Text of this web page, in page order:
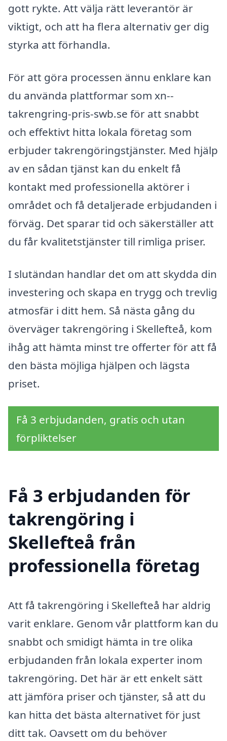
gott rykte. Att välja rätt leverantör är
viktigt, och att ha flera alternativ ger dig
styrka att förhandla.
För att göra processen ännu enklare kan
du använda plattformar som xn--
takrengring-pris-swb.se för att snabbt
och effektivt hitta lokala företag som
erbjuder takrengöringstjänster. Med hjälp
av en sådan tjänst kan du enkelt få
kontakt med professionella aktörer i
området och få detaljerade erbjudanden i
förväg. Det sparar tid och säkerställer att
du får kvalitetstjänster till rimliga priser.
I slutändan handlar det om att skydda din
investering och skapa en trygg och trevlig
atmosfär i ditt hem. Så nästa gång du
överväger takrengöring i Skellefteå, kom
ihåg att hämta minst tre offerter för att få
den bästa möjliga hjälpen och lägsta
priset.
Få 3 erbjudanden, gratis och utan
förpliktelser
Få 3 erbjudanden för
takrengöring i
Skellefteå från
professionella företag
Att få takrengöring i Skellefteå har aldrig
varit enklare. Genom vår plattform kan du
snabbt och smidigt hämta in tre olika
erbjudanden från lokala experter inom
takrengöring. Det här är ett enkelt sätt
att jämföra priser och tjänster, så att du
kan hitta det bästa alternativet för just
ditt tak. Oavsett om du behöver